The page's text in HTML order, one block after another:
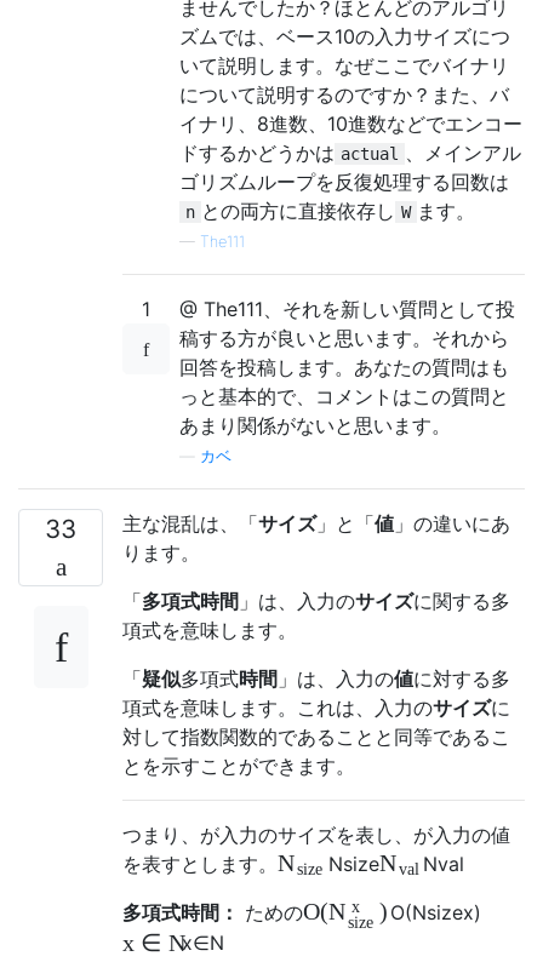
ませんでしたか？ほとんどのアルゴリ
ズムでは、ベース10の入力サイズにつ
いて説明します。なぜここでバイナリ
について説明するのですか？また、バ
イナリ、8進数、10進数などでエンコー
ドするかどうかは actual
、メインアル
ゴリズムループを反復処理する回数は
n との両方に直接依存し W ます。
— The111
1
@ The111、それを新しい質問として投
稿する方が良いと思います。それから
回答を投稿します。あなたの質問はも
っと基本的で、コメントはこの質問と
あまり関係がないと思います。
カベ
33 主な混乱は、「サイズ」と「値 」の違いにあ
ります。
「多項式時間 」は、入力のサイズに関する多
項式を意味します。
「疑似多項式時間 」は、入力の値に対する多
項式を意味します。これは、入力のサイズに
対して指数関数的であることと同等であるこ
とを示すことができます。
つまり、が入力のサイズを表し、が入力の値
を表すとします。 Nsize NsizeNval Nval
多項式時間： ためのO(N x
size ) O(Nsizex)
x ∈ Nx∈N